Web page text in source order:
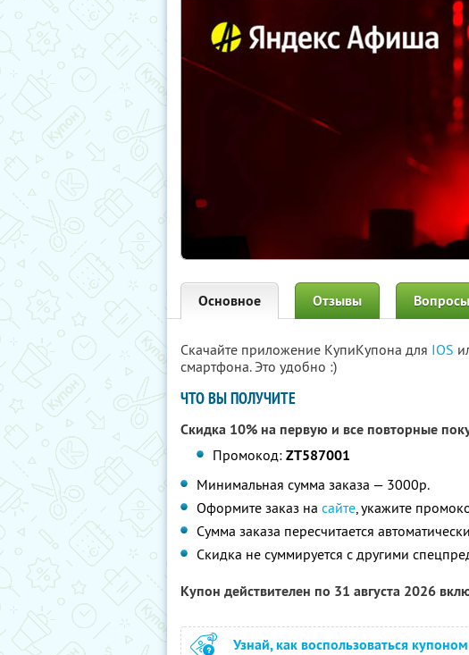
Основное Отзывы
Скачайте приложение КупиКупона для IOS
смартфона. Это удобно :)
ЧТО ВЫ ПОЛУЧИТЕ
Скидка 10% на первую и все повторные
Промокод:ZT587001
Минимальная сумма заказа — 3000р.
Оформите заказ на сайте, укажите
Сумма заказа пересчитается автоматически
Скидка не суммируется с другими
Купон действителен по 31 августа 2026
Узнай, как воспользоваться купоном